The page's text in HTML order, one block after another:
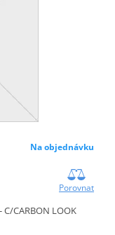
Na objednávku
Porovnat
C/CARBON LOOK